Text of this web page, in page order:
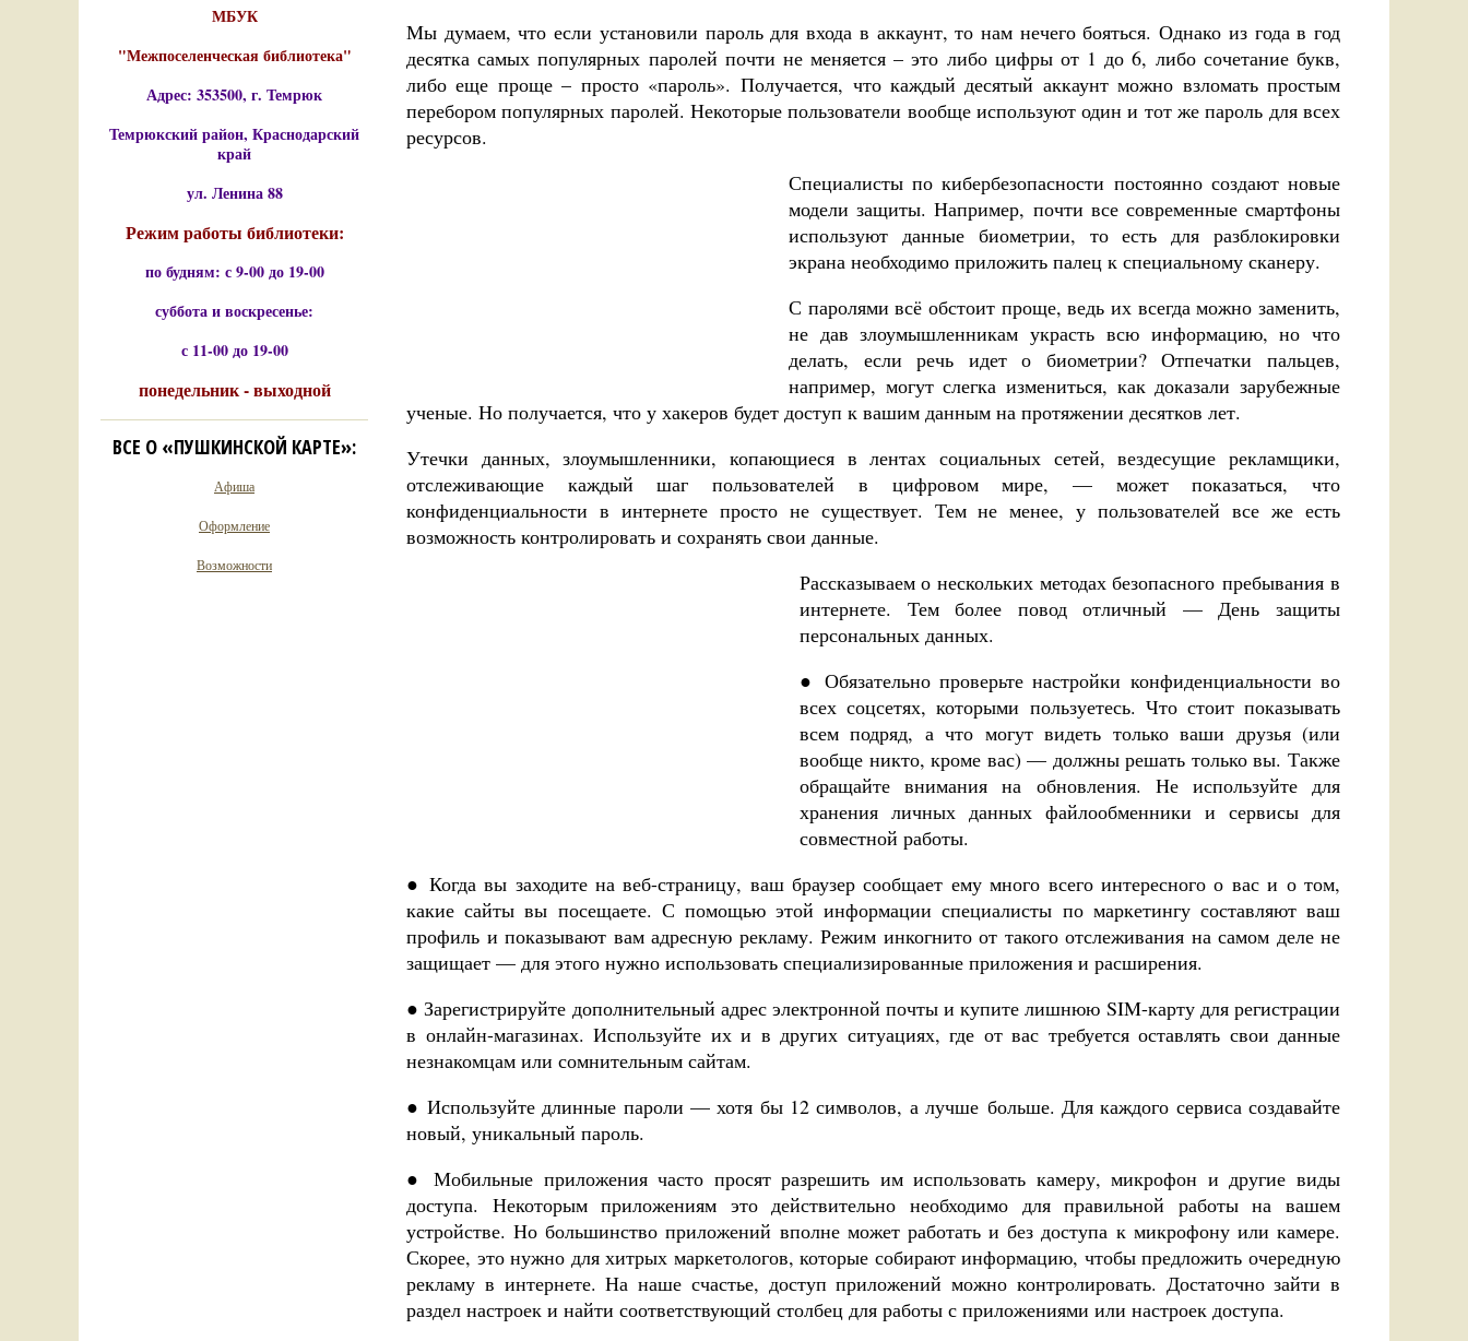
Мы думаем, что если установили пароль для входа в аккаунт, то нам нечего бояться. Однако из года в год
десятка самых популярных паролей почти не меняется – это либо цифры от 1 до 6, либо сочетание букв,
либо еще проще – просто «пароль». Получается, что каждый десятый аккаунт можно взломать простым
перебором популярных паролей. Некоторые пользователи вообще используют один и тот же пароль для всех
ресурсов.
Специалисты по кибербезопасности постоянно создают новые
модели защиты. Например, почти все современные смартфоны
используют данные биометрии, то есть для разблокировки
экрана необходимо приложить палец к специальному сканеру.
С паролями всё обстоит проще, ведь их всегда можно заменить,
не дав злоумышленникам украсть всю информацию, но что
делать, если речь идет о биометрии? Отпечатки пальцев,
например, могут слегка измениться, как доказали зарубежные
ученые. Но получается, что у хакеров будет доступ к вашим данным на протяжении десятков лет.
Утечки данных, злоумышленники, копающиеся в лентах социальных сетей, вездесущие рекламщики,
отслеживающие каждый шаг пользователей в цифровом мире, — может показаться, что
конфиденциальности в интернете просто не существует. Тем не менее, у пользователей все же есть
возможность контролировать и сохранять свои данные.
Рассказываем о нескольких методах безопасного пребывания в
интернете. Тем более повод отличный — День защиты
персональных данных.
● Обязательно проверьте настройки конфиденциальности во
всех соцсетях, которыми пользуетесь. Что стоит показывать
всем подряд, а что могут видеть только ваши друзья (или
вообще никто, кроме вас) — должны решать только вы. Также
обращайте внимания на обновления. Не используйте для
хранения личных данных файлообменники и сервисы для
совместной работы.
● Когда вы заходите на веб-страницу, ваш браузер сообщает ему много всего интересного о вас и о том,
какие сайты вы посещаете. С помощью этой информации специалисты по маркетингу составляют ваш
профиль и показывают вам адресную рекламу. Режим инкогнито от такого отслеживания на самом деле не
защищает — для этого нужно использовать специализированные приложения и расширения.
● Зарегистрируйте дополнительный адрес электронной почты и купите лишнюю SIM-карту для регистрации
в онлайн-магазинах. Используйте их и в других ситуациях, где от вас требуется оставлять свои данные
незнакомцам или сомнительным сайтам.
● Используйте длинные пароли — хотя бы 12 символов, а лучше больше. Для каждого сервиса создавайте
новый, уникальный пароль.
● Мобильные приложения часто просят разрешить им использовать камеру, микрофон и другие виды
доступа. Некоторым приложениям это действительно необходимо для правильной работы на вашем
устройстве. Но большинство приложений вполне может работать и без доступа к микрофону или камере.
Скорее, это нужно для хитрых маркетологов, которые собирают информацию, чтобы предложить очередную
рекламу в интернете. На наше счастье, доступ приложений можно контролировать. Достаточно зайти в
раздел настроек и найти соответствующий столбец для работы с приложениями или настроек доступа.
МБУК
"Межпоселенческая библиотека"
Адрес: 353500, г. Темрюк
Темрюкский район, Краснодарский
край
ул. Ленина 88
Режим работы библиотеки:
по будням: с 9-00 до 19-00
суббота и воскресенье:
с 11-00 до 19-00
понедельник - выходной
ВСЕ О «ПУШКИНСКОЙ КАРТЕ»:
Афиша
Оформление
Возможности